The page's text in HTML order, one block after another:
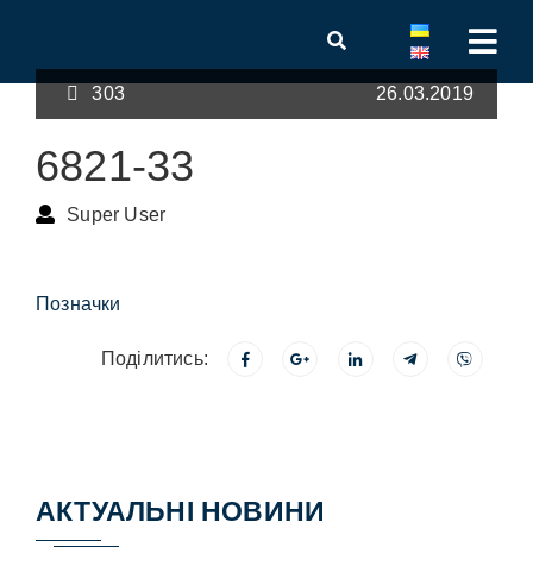
303 26.03.2019
6821-33
Super User
Позначки
Поділитись:
АКТУАЛЬНІ НОВИНИ